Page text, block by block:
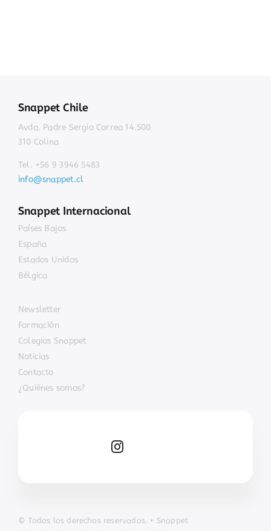
Snappet Chile
Avda. Padre Sergio Correa 14.500
310 Colina
Tel. +56 9 3946 5483
info@snappet.cl
Snappet Internacional
Países Bajos
España
Estados Unidos
Bélgica
Newsletter
Formación
Colegios Snappet
Noticias
Contacto
¿Quiénes somos?
© Todos los derechos reservados. • Snappet